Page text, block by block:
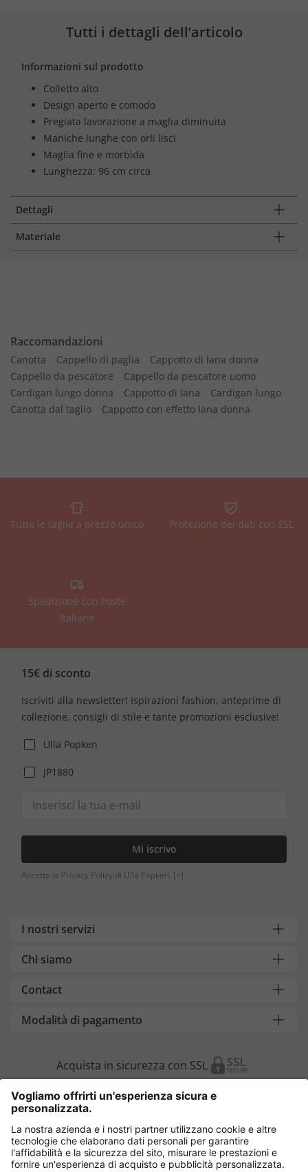
Tutti i dettagli dell’articolo
Informazioni sul prodotto
Colletto alto
Design aperto e comodo
Pregiata lavorazione a maglia diminuita
Maniche lunghe con orli lisci
Maglia fine e morbida
Lunghezza: 96 cm circa
Dettagli
Materiale
Raccomandazioni
Canotta Cappello di paglia
Cappotto di lana donna
Cappello da pescatore
Cappello da pescatore uomo
Cardigan lungo donna
Cappotto di lana
Cardigan lungo
Canotta dal taglio
Cappotto con effetto lana donna
Tutte le taglie a prezzo unico Protezione dei dati con SSL
Spedizione con Poste
Italiane
15€ di sconto
Iscriviti alla newsletter! Ispirazioni fashion, anteprime di
collezione, consigli di stile e tante promozioni esclusive!
Ulla Popken
JP1880
Mi iscrivo
Accetto la Privacy Policy di Ulla Popken. [+]
I nostri servizi
Chi siamo
Contact
Modalità di pagamento
Acquista in sicurezza con SSL
Cambia Paese
Italia